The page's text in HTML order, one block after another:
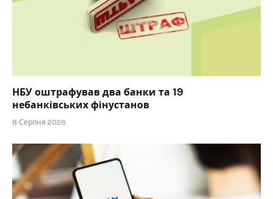
НБУ оштрафував два банки та 19
небанківських фінустанов
8 Серпня 2026